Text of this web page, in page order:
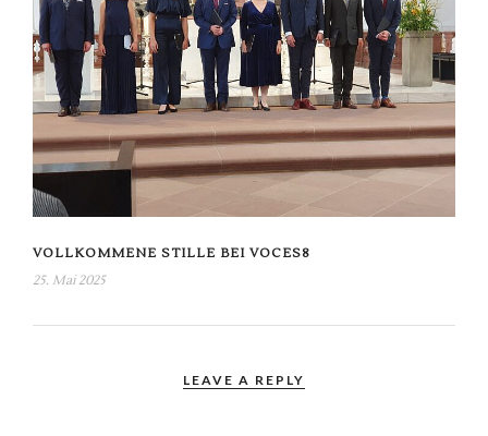
VOLLKOMMENE STILLE BEI VOCES8
25. Mai 2025
LEAVE A REPLY